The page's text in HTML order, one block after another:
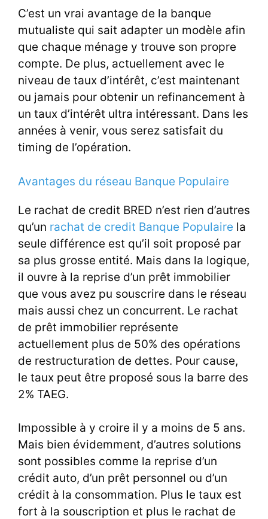
C’est un vrai avantage de la banque
mutualiste qui sait adapter un modèle afin
que chaque ménage y trouve son propre
compte. De plus, actuellement avec le
niveau de taux d’intérêt, c’est maintenant
ou jamais pour obtenir un refinancement à
un taux d’intérêt ultra intéressant. Dans les
années à venir, vous serez satisfait du
timing de l’opération.
Avantages du réseau Banque Populaire
Le rachat de credit BRED n’est rien d’autres
qu’un rachat de credit Banque Populaire la
seule différence est qu’il soit proposé par
sa plus grosse entité. Mais dans la logique,
il ouvre à la reprise d’un prêt immobilier
que vous avez pu souscrire dans le réseau
mais aussi chez un concurrent. Le rachat
de prêt immobilier représente
actuellement plus de 50% des opérations
de restructuration de dettes. Pour cause,
le taux peut être proposé sous la barre des
2% TAEG.
Impossible à y croire il y a moins de 5 ans.
Mais bien évidemment, d’autres solutions
sont possibles comme la reprise d’un
crédit auto, d’un prêt personnel ou d’un
crédit à la consommation. Plus le taux est
fort à la souscription et plus le rachat de